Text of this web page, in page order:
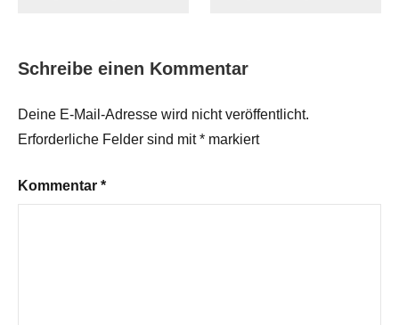
Schreibe einen Kommentar
Deine E-Mail-Adresse wird nicht veröffentlicht.
Erforderliche Felder sind mit* markiert
Kommentar *